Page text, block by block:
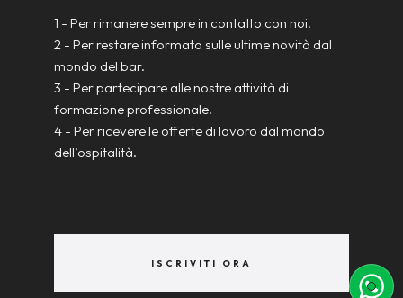
1 - Per rimanere sempre in contatto con noi.
2 - Per restare informato sulle ultime novità dal
mondo del bar.
3 - Per partecipare alle nostre attività di
formazione professionale.
4 - Per ricevere le offerte di lavoro dal mondo
dell’ospitalità.
ISCRIVITI ORA